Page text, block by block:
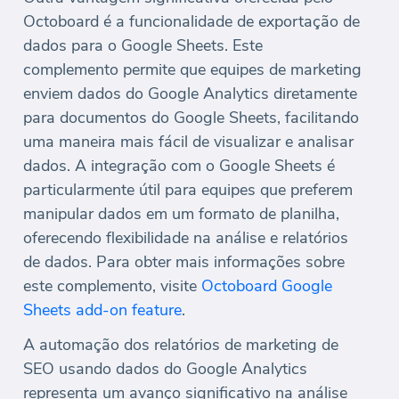
Octoboard é a funcionalidade de exportação de
dados para o Google Sheets. Este
complemento permite que equipes de marketing
enviem dados do Google Analytics diretamente
para documentos do Google Sheets, facilitando
uma maneira mais fácil de visualizar e analisar
dados. A integração com o Google Sheets é
particularmente útil para equipes que preferem
manipular dados em um formato de planilha,
oferecendo flexibilidade na análise e relatórios
de dados. Para obter mais informações sobre
este complemento, visite Octoboard Google
Sheets add-on feature.
A automação dos relatórios de marketing de
SEO usando dados do Google Analytics
representa um avanço significativo na análise